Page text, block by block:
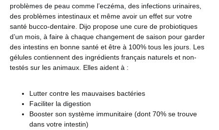
problèmes de peau comme l’eczéma, des infections urinaires,
des problèmes intestinaux et même avoir un effet sur votre
santé bucco-dentaire. Dijo propose une cure de probiotiques
d’un mois, à faire à chaque changement de saison pour garder
des intestins en bonne santé et être à 100% tous les jours. Les
gélules contiennent des ingrédients français naturels et non-
testés sur les animaux. Elles aident à :
Lutter contre les mauvaises bactéries
Faciliter la digestion
Booster son système immunitaire (dont 70% se trouve
dans votre intestin)